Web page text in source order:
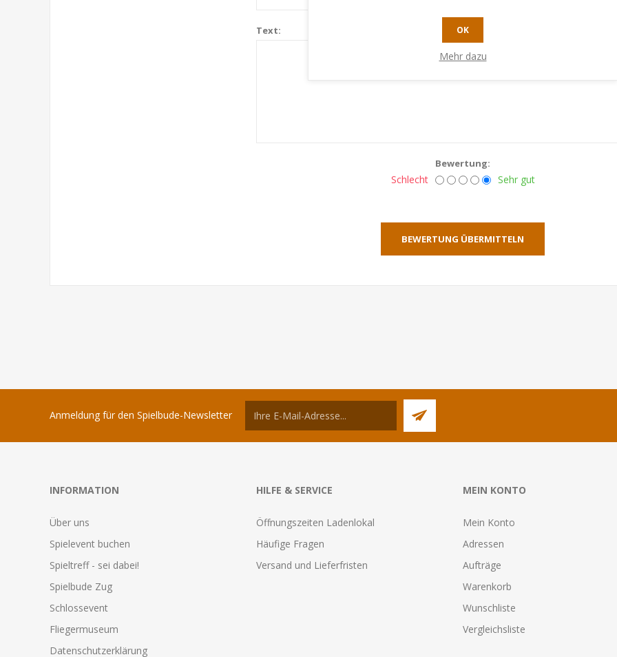
Text:
Bewertung:
Schlecht Sehr gut
BEWERTUNG ÜBERMITTELN
Anmeldung für den Spielbude-Newsletter
INFORMATION
Über uns
Spielevent buchen
Spieltreff - sei dabei!
Spielbude Zug
Schlossevent
Fliegermuseum
Datenschutzerklärung
HILFE & SERVICE
Öffnungszeiten Ladenlokal
Häufige Fragen
Versand und Lieferfristen
MEIN KONTO
Mein Konto
Adressen
Aufträge
Warenkorb
Wunschliste
Vergleichsliste
OK
Mehr dazu